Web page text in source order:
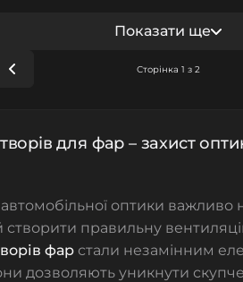
Показати ще
Сторінка 1 з 2
для фар – захист
оптики важливо
створити правильну
фар стали незамінним
дозволяють уникнути